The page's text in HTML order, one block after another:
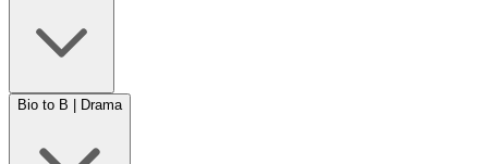
Bio to B | Drama